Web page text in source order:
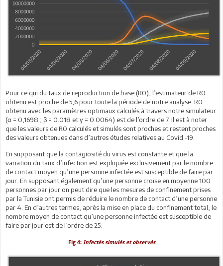
Pour ce qui du taux de reproduction de base (R0), l’estimateur de R0
obtenu est proche de 5,6 pour toute la période de notre analyse. R0
obtenu avec les paramètres optimaux calculés à travers notre simulateur
(α = 0,1698 ; β = 0.018 et γ = 0.0064) est de l’ordre de 7. Il est à noter
que les valeurs de R0 calculés et simulés sont proches et restent proches
des valeurs obtenues dans d’autres études relatives au Covid -19.
En supposant que la contagiosité du virus est constante et que la
variation du taux d’infection est expliquée exclusivement par le nombre
de contact moyen qu’une personne infectée est susceptible de faire par
jour. En supposant également qu’une personne croise en moyenne 100
personnes par jour on peut dire que les mesures de confinement prises
par la Tunisie ont permis de réduire le nombre de contact d’une personne
par 4. En d’autres termes, après la mise en place du confinement total, le
nombre moyen de contact qu’une personne infectée est susceptible de
faire par jour est de l’ordre de 25.
Fig 4: Infectés simulés et observés